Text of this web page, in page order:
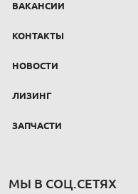
ВАКАНСИИ
КОНТАКТЫ
НОВОСТИ
ЛИЗИНГ
ЗАПЧАСТИ
МЫ В СОЦ.СЕТЯХ